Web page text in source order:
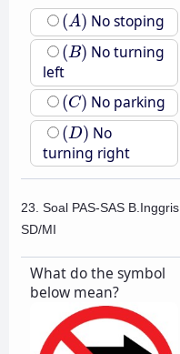
(A)
(A) No stoping
(B)
(B) No turning
left
(C)
(C) No parking
(D)
(D) No
turning right
23. Soal PAS-SAS B.Inggris
SD/MI
What do the symbol
below mean?